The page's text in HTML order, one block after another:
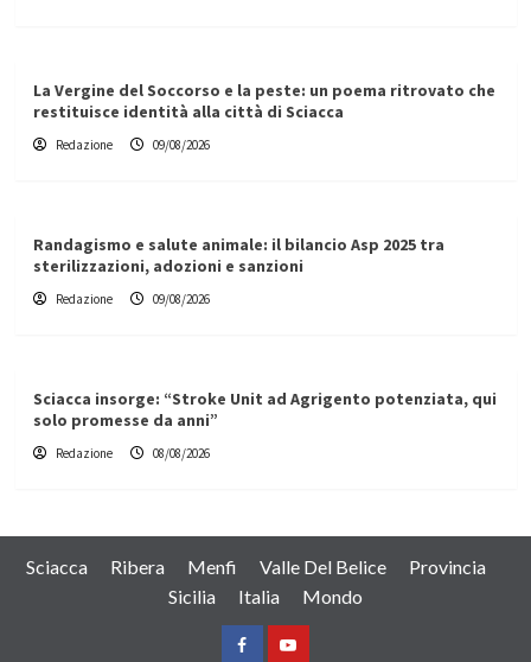
La Vergine del Soccorso e la peste: un poema ritrovato che
restituisce identità alla città di Sciacca
Redazione 09/08/2026
Randagismo e salute animale: il bilancio Asp 2025 tra
sterilizzazioni, adozioni e sanzioni
Redazione 09/08/2026
Sciacca insorge: “Stroke Unit ad Agrigento potenziata, qui
solo promesse da anni”
Redazione 08/08/2026
Sciacca Ribera Menfi Valle Del Belice
Provincia
Sicilia
Italia Mondo